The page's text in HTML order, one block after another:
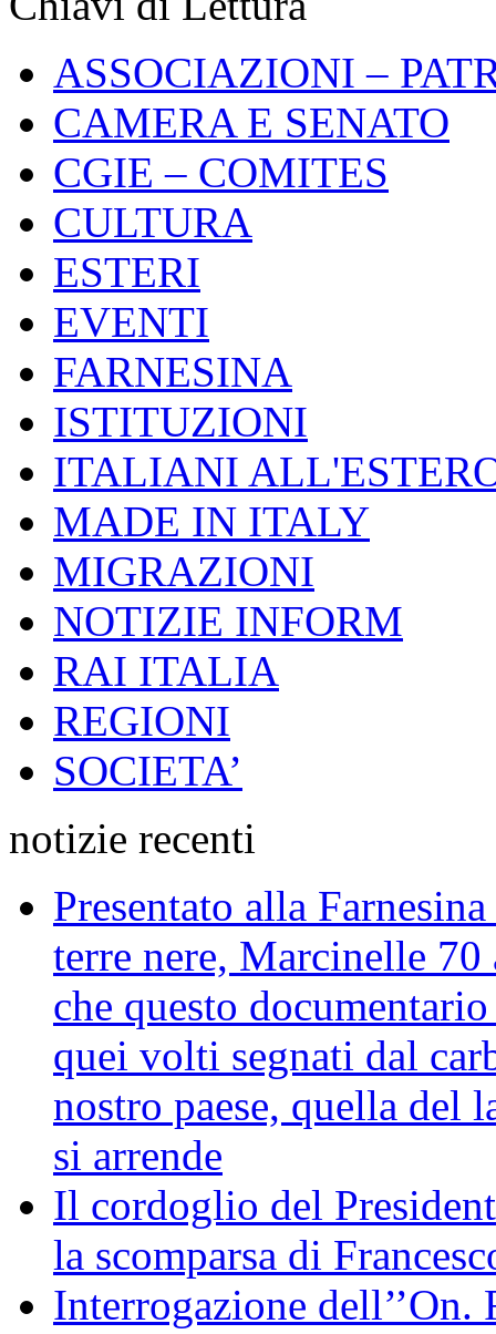
ASSOCIAZIONI –
CAMERA E SENATO
CGIE – COMITES
CULTURA
ESTERI
EVENTI
FARNESINA
ISTITUZIONI
ITALIANI
MADE IN ITALY
MIGRAZIONI
NOTIZIE INFORM
RAI ITALIA
REGIONI
SOCIETA’
notizie recenti
Presentato alla
terre nere, Marcinelle
che questo
quei volti segnati dal
nostro paese, quella del
si arrende
Il cordoglio del
la scomparsa di
Interrogazione